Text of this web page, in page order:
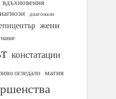
вдъхновения
диагонали
жени
констатации
огледало магия